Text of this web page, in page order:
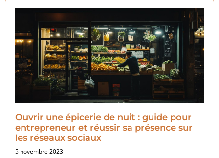
Ouvrir une épicerie de nuit : guide pour
entrepreneur et réussir sa présence sur
les réseaux sociaux
5 novembre 2023